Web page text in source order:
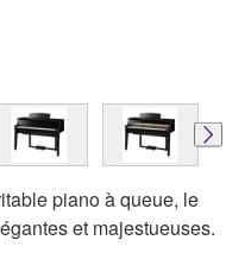
piano à queue, le
et majestueuses.